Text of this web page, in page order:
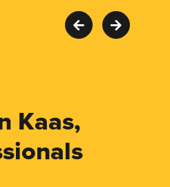
Kaas,